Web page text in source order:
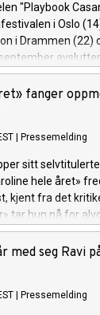
"Playbook
i Oslo
i Drammen (22)
Spirefest i
fanger
Pressemelding
sitt
hele året»
kjent fra det
tar hun nå for
inn i et
humor og
med seg Ravi
Pressemelding